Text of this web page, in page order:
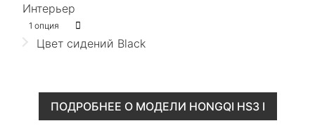
Интерьер
1 опция
Цвет сидений Black
ПОДРОБНЕЕ О МОДЕЛИ HONGQI HS3 I